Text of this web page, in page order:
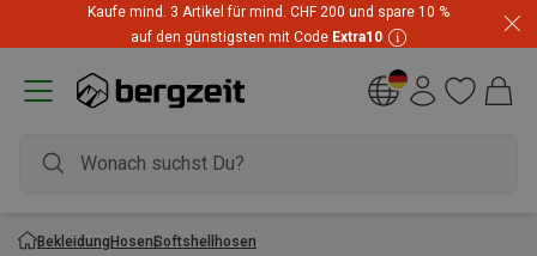
Kaufe mind. 3 Artikel für mind. CHF 200 und spare 10 %
auf den günstigsten mit Code Extra10
BekleidungHosenSoftshellhosen